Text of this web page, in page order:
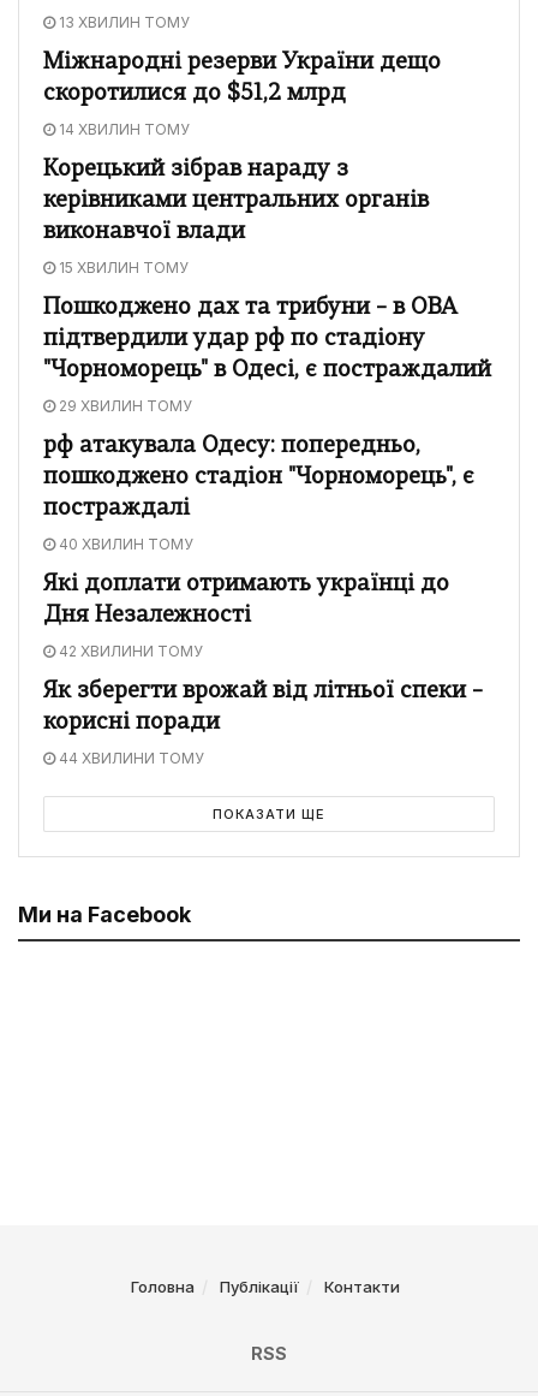
13 ХВИЛИН ТОМУ
Міжнародні резерви України дещо
скоротилися до $51,2 млрд
14 ХВИЛИН ТОМУ
Корецький зібрав нараду з
керівниками центральних органів
виконавчої влади
15 ХВИЛИН ТОМУ
Пошкоджено дах та трибуни – в ОВА
підтвердили удар рф по стадіону
"Чорноморець" в Одесі, є постраждалий
29 ХВИЛИН ТОМУ
рф атакувала Одесу: попередньо,
пошкоджено стадіон "Чорноморець", є
постраждалі
40 ХВИЛИН ТОМУ
Які доплати отримають українці до
Дня Незалежності
42 ХВИЛИНИ ТОМУ
Як зберегти врожай від літньої спеки –
корисні поради
44 ХВИЛИНИ ТОМУ
ПОКАЗАТИ ЩЕ
Ми на Facebook
Головна Публікації Контакти
RSS